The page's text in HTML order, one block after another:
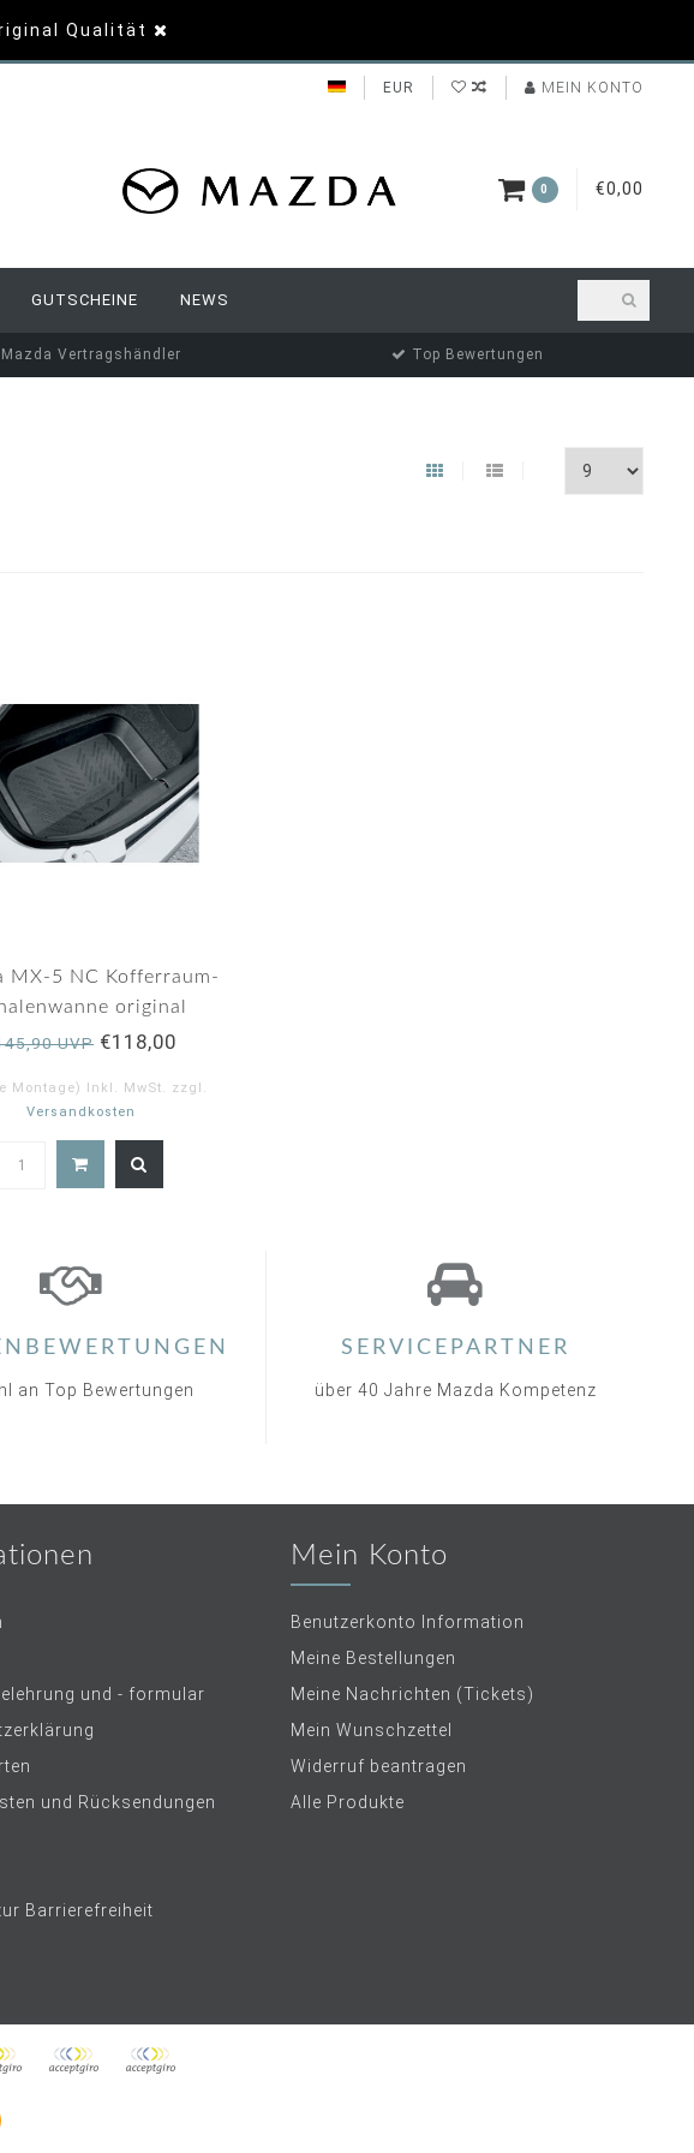
Qualität
EUR MEIN KONTO
0 €0,00
GUTSCHEINE NEWS
Mazda Vertragshändler Top Bewertungen
MX-5 NC Kofferraum-
original
UVP€118,00
Montage) Inkl. MwSt. zzgl.
Versandkosten
an Top Bewertungen
SERVICEPARTNER
über 40 Jahre Mazda Kompetenz
und - formular
und Rücksendungen
Barrierefreiheit
Mein Konto
Benutzerkonto Information
Meine Bestellungen
Meine Nachrichten (Tickets)
Mein Wunschzettel
Widerruf beantragen
Alle Produkte